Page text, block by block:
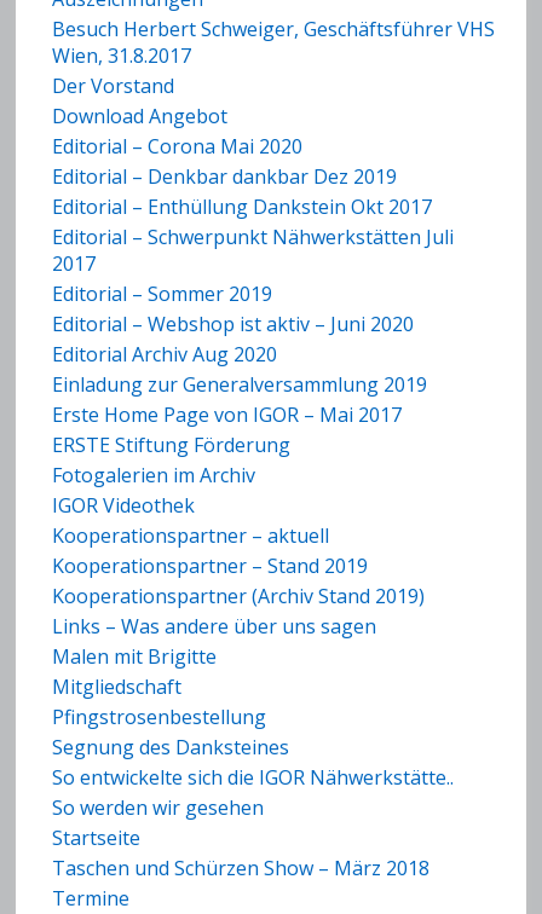
Besuch Herbert Schweiger, Geschäftsführer VHS
Wien, 31.8.2017
Der Vorstand
Download Angebot
Editorial – Corona Mai 2020
Editorial – Denkbar dankbar Dez 2019
Editorial – Enthüllung Dankstein Okt 2017
Editorial – Schwerpunkt Nähwerkstätten Juli
2017
Editorial – Sommer 2019
Editorial – Webshop ist aktiv – Juni 2020
Editorial Archiv Aug 2020
Einladung zur Generalversammlung 2019
Erste Home Page von IGOR – Mai 2017
ERSTE Stiftung Förderung
Fotogalerien im Archiv
IGOR Videothek
Kooperationspartner – aktuell
Kooperationspartner – Stand 2019
Kooperationspartner (Archiv Stand 2019)
Links – Was andere über uns sagen
Malen mit Brigitte
Mitgliedschaft
Pfingstrosenbestellung
Segnung des Danksteines
So entwickelte sich die IGOR Nähwerkstätte..
So werden wir gesehen
Startseite
Taschen und Schürzen Show – März 2018
Termine